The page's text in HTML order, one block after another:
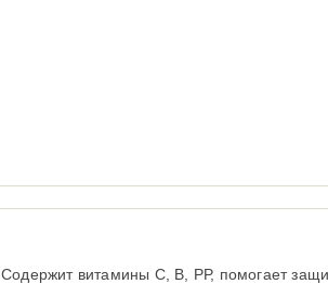
Содержит витамины С, В, РР, помогает